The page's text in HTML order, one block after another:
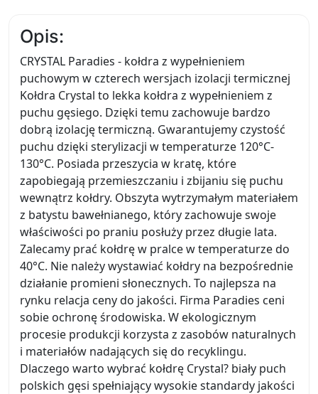
Opis:
CRYSTAL Paradies - kołdra z wypełnieniem
puchowym w czterech wersjach izolacji termicznej
Kołdra Crystal to lekka kołdra z wypełnieniem z
puchu gęsiego. Dzięki temu zachowuje bardzo
dobrą izolację termiczną. Gwarantujemy czystość
puchu dzięki sterylizacji w temperaturze 120°C-
130°C. Posiada przeszycia w kratę, które
zapobiegają przemieszczaniu i zbijaniu się puchu
wewnątrz kołdry. Obszyta wytrzymałym materiałem
z batystu bawełnianego, który zachowuje swoje
właściwości po praniu posłuży przez długie lata.
Zalecamy prać kołdrę w pralce w temperaturze do
40°C. Nie należy wystawiać kołdry na bezpośrednie
działanie promieni słonecznych. To najlepsza na
rynku relacja ceny do jakości. Firma Paradies ceni
sobie ochronę środowiska. W ekologicznym
procesie produkcji korzysta z zasobów naturalnych
i materiałów nadających się do recyklingu.
Dlaczego warto wybrać kołdrę Crystal? biały puch
polskich gęsi spełniający wysokie standardy jakości